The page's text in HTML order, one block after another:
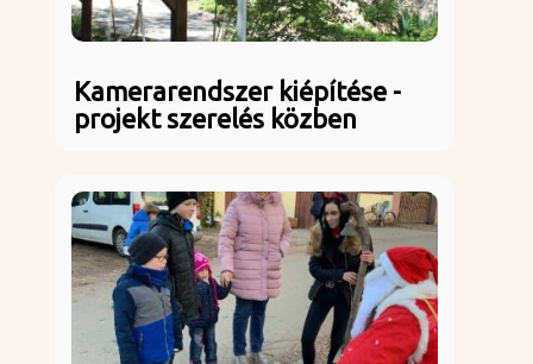
Kamerarendszer kiépítése -
projekt szerelés közben